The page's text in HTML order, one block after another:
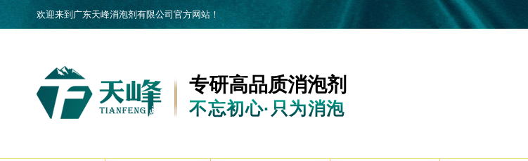
欢迎来到广东天峰消泡剂有限公司官方网站！
专研高品质消泡剂
不忘初心·只为消泡